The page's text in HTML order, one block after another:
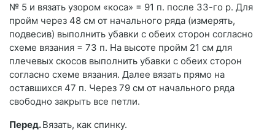
№ 5 и вязать узором «коса» = 91 п. после 33-го р. Для
пройм через 48 см от начального ряда (измерять,
подвесив) выполнить убавки с обеих сторон согласно
схеме вязания = 73 п. На высоте пройм 21 см для
плечевых скосов выполнить убавки с обеих сторон
согласно схеме вязания. Далее вязать прямо на
оставшихся 47 п. Через 79 см от начального ряда
свободно закрыть все петли.
Перед.Вязать, как спинку.